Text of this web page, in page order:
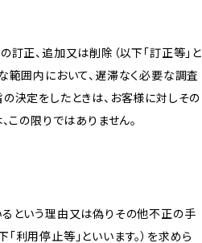
正、追加又は削除（以下「訂正等」と
範囲内において、遅滞なく必要な調査
決定をしたときは、お客様に対しその
この限りではありません。
という理由又は偽りその他不正の手
用停止等」といいます。）を求めら